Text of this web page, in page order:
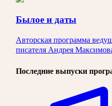
Былое и даты
Авторская программа
писателя Андрея
Последние выпуски